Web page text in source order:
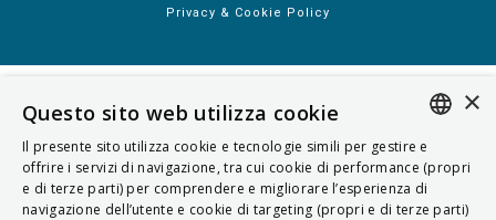
Privacy & Cookie Policy
ITALIAN
ENGLISH
×
Questo sito web utilizza cookie
Il presente sito utilizza cookie e tecnologie simili per gestire e
offrire i servizi di navigazione, tra cui cookie di performance (propri
e di terze parti) per comprendere e migliorare l’esperienza di
navigazione dell’utente e cookie di targeting (propri e di terze parti)